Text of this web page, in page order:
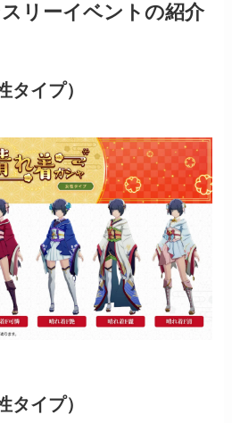
リーイベントの紹介
タイプ）
タイプ）